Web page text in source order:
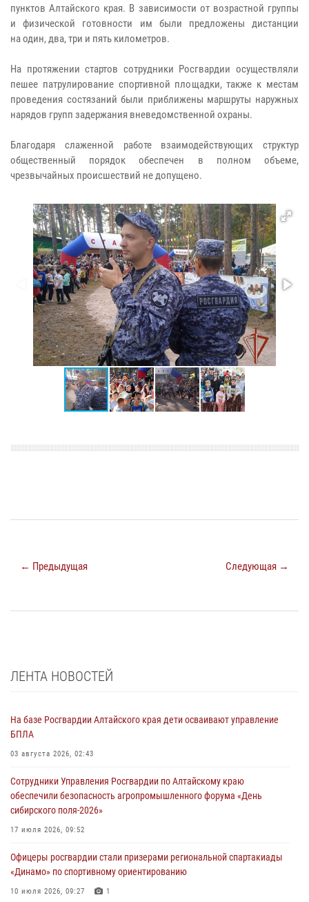
пунктов Алтайского края. В зависимости от возрастной группы
и физической готовности им были предложены дистанции
на один, два, три и пять километров.
На протяжении стартов сотрудники Росгвардии осуществляли
пешее патрулирование спортивной площадки, также к местам
проведения состязаний были приближены маршруты наружных
нарядов групп задержания вневедомственной охраны.
Благодаря слаженной работе взаимодействующих структур
общественный порядок обеспечен в полном объеме,
чрезвычайных происшествий не допущено.
← Предыдущая Следующая →
ЛЕНТА НОВОСТЕЙ
На базе Росгвардии Алтайского края дети осваивают управление
БПЛА
03 августа 2026, 02:43
Сотрудники Управления Росгвардии по Алтайскому краю
обеспечили безопасность агропромышленного форума «День
сибирского поля-2026»
17 июля 2026, 09:52
Офицеры росгвардии стали призерами региональной спартакиады
«Динамо» по спортивному ориентированию
10 июля 2026, 09:27 1